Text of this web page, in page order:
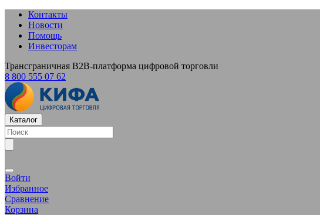
Контакты
Новости
Помощь
Инвесторам
Трансграничная B2B-платформа цифровой торговли
8 800 555 07 62
Каталог
Войти
Избранное
Сравнение
Корзина